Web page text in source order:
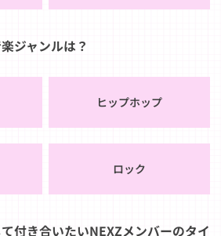
ジャンルは？
ヒップホップ
ロック
付き合いたいNEXZメンバーのタイ